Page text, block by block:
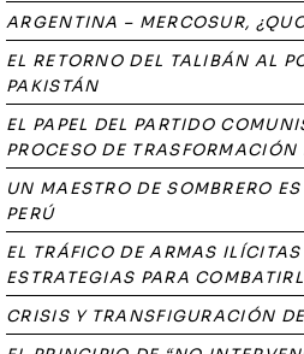
ARGENTINA – MERCOSUR,
EL RETORNO DEL TALIBÁN AL
PAKISTÁN
EL PAPEL DEL PARTIDO
PROCESO DE
UN MAESTRO DE SOMBRERO
PERÚ
EL TRÁFICO DE ARMAS
ESTRATEGIAS PARA
CRISIS Y TRANSFIGURACIÓN